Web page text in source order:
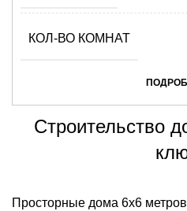
КОЛ-ВО КОМНАТ
Строительство
Просторные дома 6х6